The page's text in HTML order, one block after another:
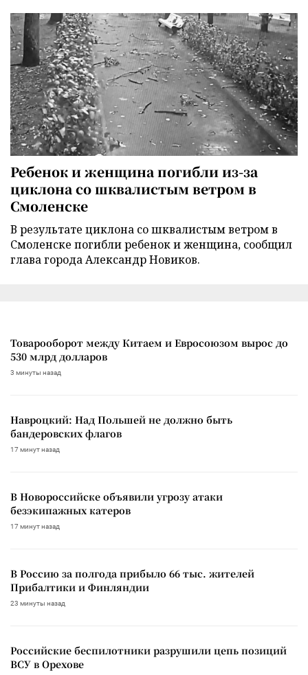
Ребенок и женщина погибли из-за
циклона со шквалистым ветром в
Смоленске
В результате циклона со шквалистым ветром в
Смоленске погибли ребенок и женщина, сообщил
глава города Александр Новиков.
Товарооборот между Китаем и Евросоюзом вырос до
530 млрд долларов
3 минуты назад
Навроцкий: Над Польшей не должно быть
бандеровских флагов
17 минут назад
В Новороссийске объявили угрозу атаки
безэкипажных катеров
17 минут назад
В Россию за полгода прибыло 66 тыс. жителей
Прибалтики и Финляндии
23 минуты назад
Российские беспилотники разрушили цепь позиций
ВСУ в Орехове